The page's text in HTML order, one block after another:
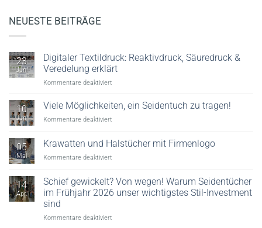
NEUESTE BEITRÄGE
23
Juni
Digitaler Textildruck: Reaktivdruck, Säuredruck &
Veredelung erklärt
Kommentare deaktiviert
Textildruck:
Reaktivdruck,
Veredelung
10
Juni
Viele Möglichkeiten, ein Seidentuch zu tragen!
Kommentare deaktiviert
Möglichkeiten,
ein
tragen!
05
Mai
Krawatten und Halstücher mit Firmenlogo
Kommentare deaktiviert
und
Halstücher
mit
14
Apr.
Schief gewickelt? Von wegen! Warum Seidentücher
im Frühjahr 2026 unser wichtigstes Stil-Investment
sind
Kommentare deaktiviert